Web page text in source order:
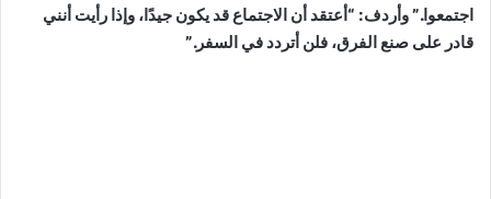
اجتمعوا.” وأردف: “أعتقد أن الاجتماع قد يكون جيدًا، وإذا رأيت أنني
قادر على صنع الفرق، فلن أتردد في السفر.”